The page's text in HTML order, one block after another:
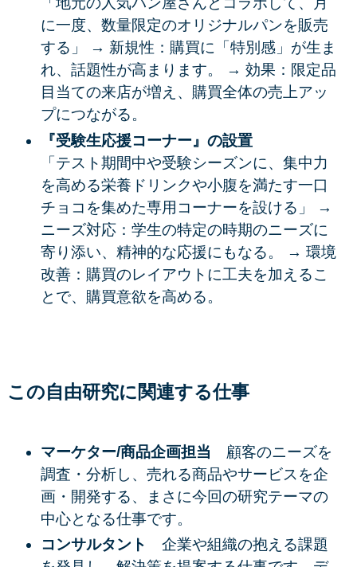
に一度、数量限定のオリジナルパンを販売
する」 → 新規性：購買に「特別感」が生ま
れ、話題性が高まります。 → 効果：限定品
目当ての来店が増え、購買全体の売上アッ
プにつながる。
『受験生応援コーナー』の設置
「テスト期間中や受験シーズンに、集中力
を高める栄養ドリンクや小腹を満たす一口
チョコを集めた専用コーナーを設ける」 →
ニーズ対応：学生の特定の時期のニーズに
寄り添い、精神的な応援にもなる。 → 環境
改善：購買のレイアウトに工夫を加えるこ
とで、購買意欲を高める。
この自由研究に関連する仕事
マーケター/商品企画担当 顧客のニーズを
調査・分析し、売れる商品やサービスを企
画・開発する、まさに今回の研究テーマの
中心となる仕事です。
コンサルタント 企業や組織の抱える課題